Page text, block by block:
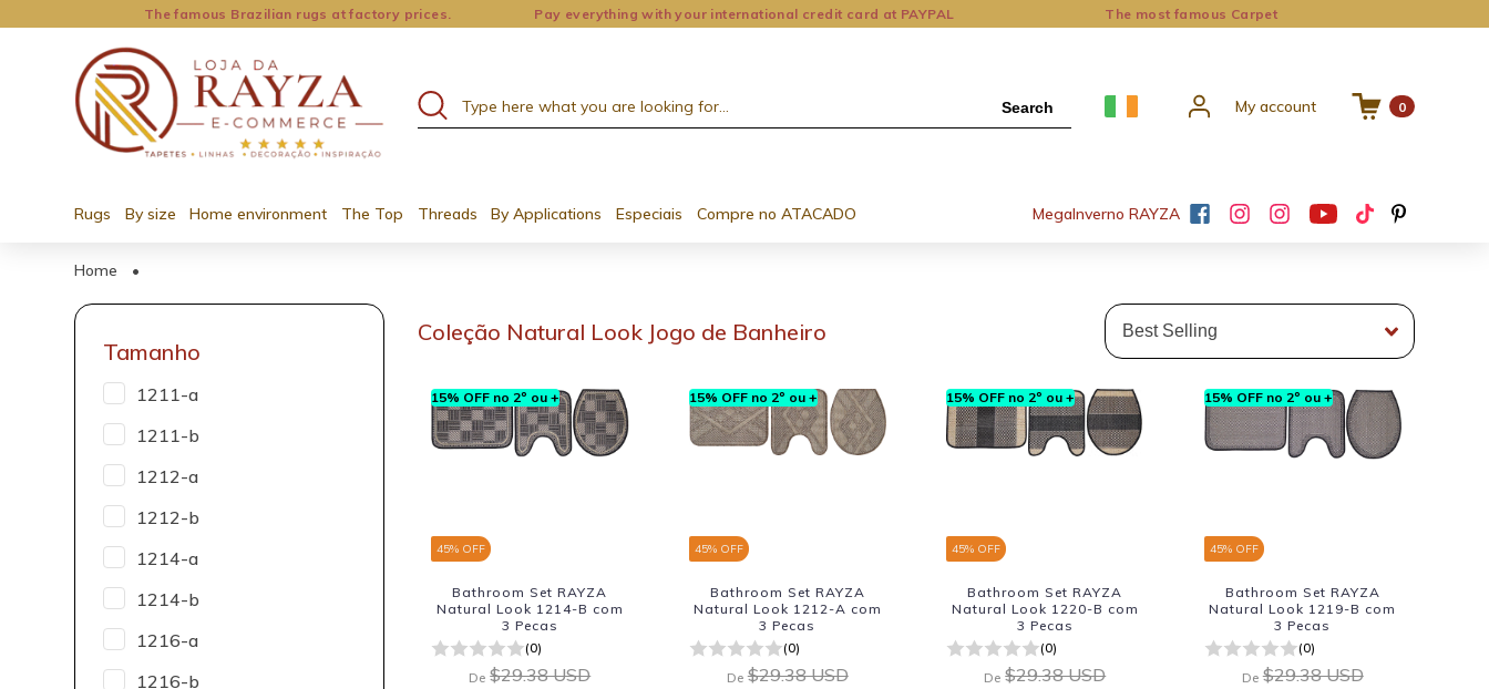
The famous Brazilian rugs at factory prices. Pay everything with your international credit card at PAYPAL The most famous Carpet
Search My account 0
Rugs By size Home environment The Top Threads By Applications Especiais Compre no ATACADO MegaInverno RAYZA
Home •
Tamanho
1211-a
1211-b
1212-a
1212-b
1214-a
1214-b
1216-a
1216-b
Coleção Natural Look Jogo de Banheiro
15% OFF no 2º ou +
45% OFF
Bathroom Set RAYZA
Natural Look 1214-B com
3 Pecas
(0)
De $29.38 USD
15% OFF no 2º ou +
45% OFF
Bathroom Set RAYZA
Natural Look 1212-A com
3 Pecas
(0)
De $29.38 USD
15% OFF no 2º ou +
45% OFF
Bathroom Set RAYZA
Natural Look 1220-B com
3 Pecas
(0)
De $29.38 USD
15% OFF no 2º ou +
45% OFF
Bathroom Set RAYZA
Natural Look 1219-B com
3 Pecas
(0)
De $29.38 USD